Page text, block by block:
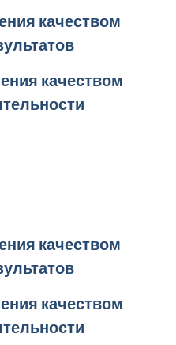
качеством
качеством
качеством
качеством